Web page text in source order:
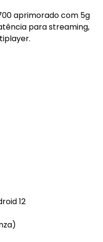
aprimorado com 5g
para streaming,
12